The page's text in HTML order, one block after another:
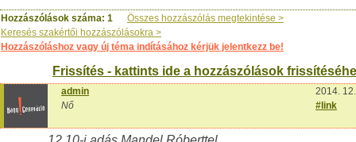
Hozzászólások száma: 1
Összes hozzászólás megtekintése >
Keresés szakértői hozzászólásokra >
Hozzászóláshoz vagy új téma indításához kérjük jelentkezz be!
Frissítés - kattints ide a hozzászólások
admin
Nő
2014.
#link